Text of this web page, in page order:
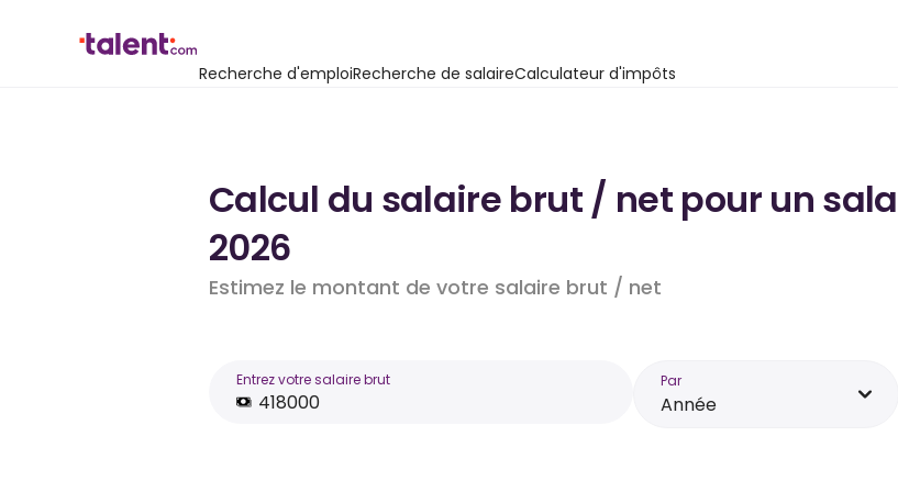
Recherche d'emploiRecherche de salaireCalculateur d'impôts
Calcul du salaire brut / net pour un
2026
Estimez le montant de votre salaire brut / net
Entrez votre salaire brut Par
Année